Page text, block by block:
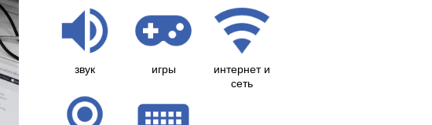
звук игры
интернет и
сеть